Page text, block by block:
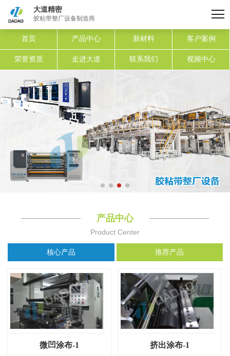
大道精密
胶粘带整厂设备制造商
首页 产品中心 新材料 客户案例
荣誉资质 走进大道 联系我们 视频中心
产品中心
Product Center
核心产品 推荐产品
微凹涂布-1 挤出涂布-1